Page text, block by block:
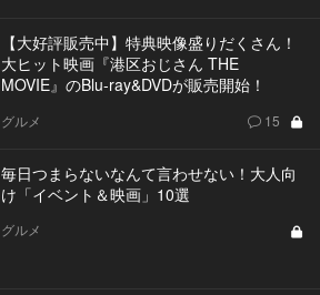
【大好評販売中】特典映像盛りだくさん！
大ヒット映画『港区おじさん THE
MOVIE』のBlu-ray&DVDが販売開始！
グルメ 15
毎日つまらないなんて言わせない！大人向
け「イベント＆映画」10選
グルメ